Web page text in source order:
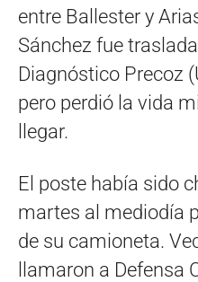
entre Ballester y
Sánchez fue
Diagnóstico Precoz
pero perdió la vida
llegar.
El poste había sido
martes al mediodía
de su camioneta.
llamaron a Defensa